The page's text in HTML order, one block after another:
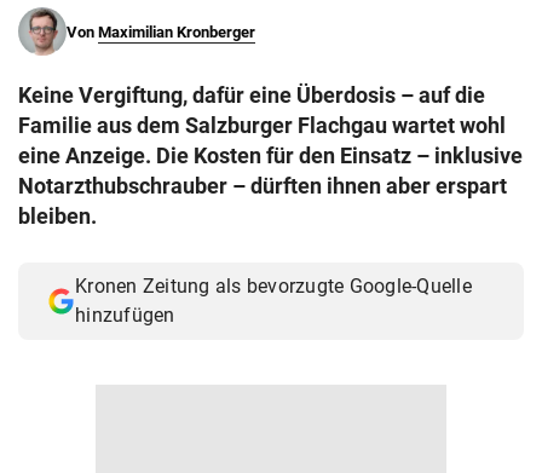
Von Maximilian Kronberger
Keine Vergiftung, dafür eine Überdosis – auf die
Familie aus dem Salzburger Flachgau wartet wohl
eine Anzeige. Die Kosten für den Einsatz – inklusive
Notarzthubschrauber – dürften ihnen aber erspart
bleiben.
Kronen Zeitung als bevorzugte Google-Quelle
hinzufügen